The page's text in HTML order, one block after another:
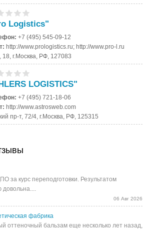
Logistics"
+7 (495) 545-09-12
http://www.prologistics.ru; http://www.pro-l.ru
г.Москва, РФ, 127083
LOGISTICS"
+7 (495) 721-18-06
http://www.astrosweb.com
пр-т, 72/4, г.Москва, РФ, 125315
за курс переподготовки. Результатом
довольна....
06 Авг 2026
фабрика
оттеночный бальзам еще несколько лет назад,